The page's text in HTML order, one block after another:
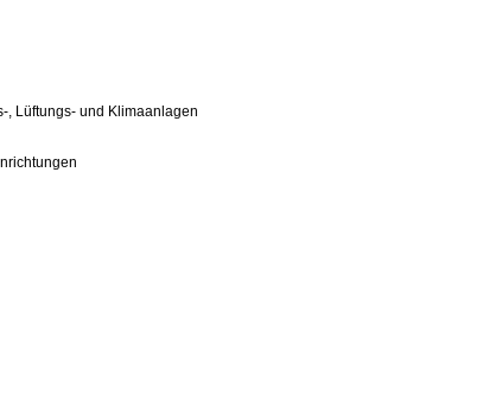
, Lüftungs- und Klimaanlagen